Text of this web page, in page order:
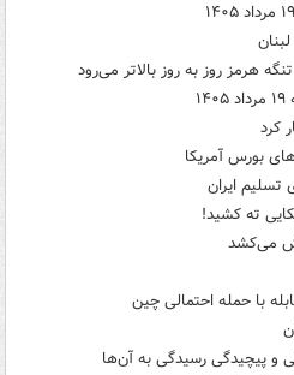
هرمز روز به روز بالاتر می‌رود
کرد
بورس آمریکا
ایران
ته کشید!
می‌کشد
با حمله احتمالی چین
و پیچیدگی رسیدگی به آن‌ها